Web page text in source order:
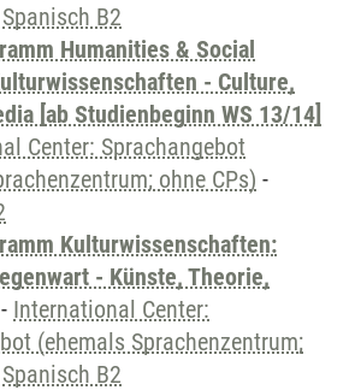
Spanisch B2
Humanities & Social
- Culture,
[ab Studienbeginn WS 13/14]
Center: Sprachangebot
ohne CPs) -
Kulturwissenschaften:
- Künste, Theorie,
- International Center:
(ehemals Sprachenzentrum;
Spanisch B2